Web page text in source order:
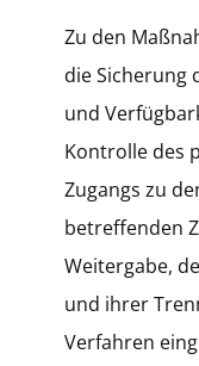
Zu den
die Sicherung
und
Kontrolle des
Zugangs zu
betreffenden
Weitergabe,
und ihrer
Verfahren